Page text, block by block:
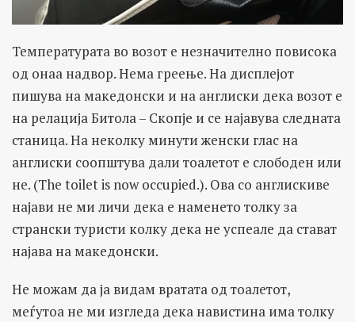
Температурата во возот е незначително повисока
од онаа надвор. Нема греење. На дисплејот
пишува на македонски и на англиски дека возот е
на релација Битола – Скопје и се најавува следната
станица. На неколку минути женски глас на
англиски соопштува дали тоалетот е слободен или
не. (The toilet is now occupied.). Ова со англискиве
најави не ми личи дека е наменето толку за
странски туристи колку дека не успеале да стават
најава на македонски.
Не можам да ја видам вратата од тоалетот,
меѓутоа не ми изгледа дека навистина има толку